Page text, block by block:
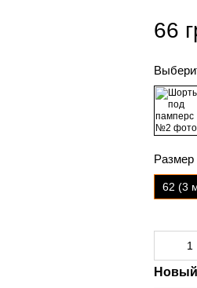
66
Размер
62 (3